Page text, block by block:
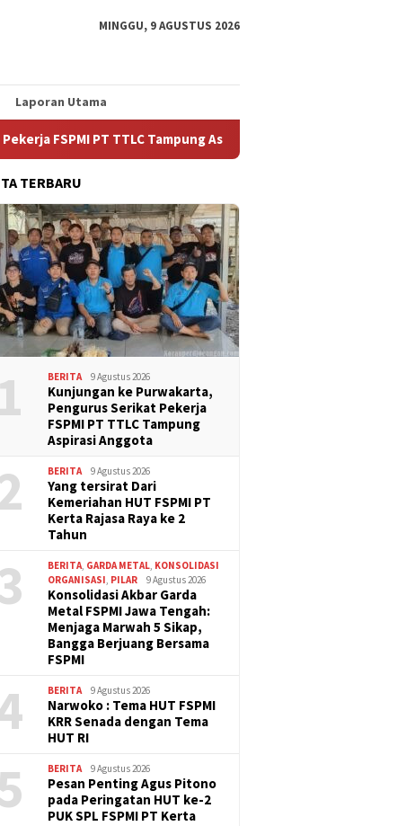
MINGGU, 9 AGUSTUS 2026
Laporan Utama
PT TTLC Tampung Aspirasi Anggota
TERBARU
1 BERITA 9 Agustus 2026
Kunjungan ke Purwakarta,
Pengurus Serikat Pekerja
FSPMI PT TTLC Tampung
Aspirasi Anggota
BERITA 9 Agustus 2026
Yang tersirat Dari
Kemeriahan HUT FSPMI PT
Kerta Rajasa Raya ke 2
Tahun
BERITA GARDA METAL KONSOLIDASI
ORGANISASI PILAR 9 Agustus 2026
Konsolidasi Akbar Garda
Metal FSPMI Jawa Tengah:
Menjaga Marwah 5 Sikap,
Bangga Berjuang Bersama
FSPMI
BERITA 9 Agustus 2026
Narwoko : Tema HUT FSPMI
KRR Senada dengan Tema
HUT RI
BERITA 9 Agustus 2026
Pesan Penting Agus Pitono
pada Peringatan HUT ke-2
PUK SPL FSPMI PT Kerta